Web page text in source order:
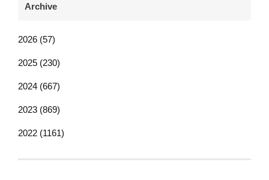
Archive
2026 (57)
2025 (230)
2024 (667)
2023 (869)
2022 (1161)